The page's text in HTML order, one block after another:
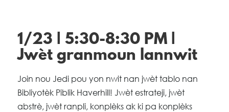
1/23 | 5:30-8:30 PM |
Jwèt granmoun lannwit
Join nou Jedi pou yon nwit nan jwèt tablo nan
Bibliyotèk Piblik Haverhill! Jwèt estrateji, jwèt
abstrè, jwèt ranpli, konplèks ak ki pa konplèks